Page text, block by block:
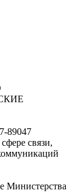
89047
связи,
Министерства